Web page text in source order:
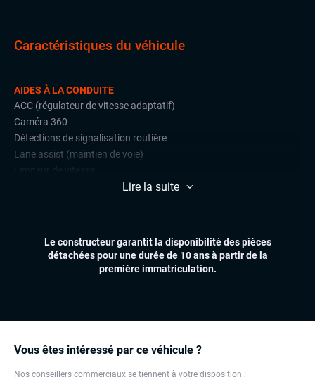
Vous êtes intéressé par ce véhicule ?
Nos conseillers commerciaux se tiennent à votre disposition :
Caractéristiques du véhicule
AIDES À LA CONDUITE
ACC (régulateur de vitesse adaptatif)
Caméra 360
Détections de signalisation routière
Lane assist (maintien de voie)
Accès et démarrage mains libres
Climatisation automatique multizones
Volant chauffant
Lire la suite
Le constructeur garantit la disponibilité des pièces
détachées pour une durée de 10 ans à partir de la
première immatriculation.